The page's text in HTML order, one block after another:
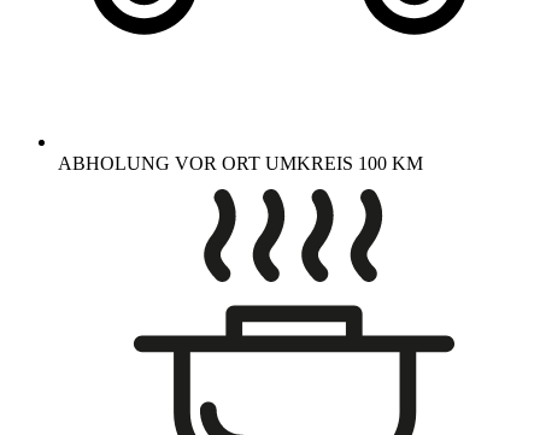
ABHOLUNG VOR ORT UMKREIS 100 KM